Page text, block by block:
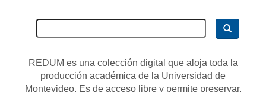
REDUM es una colección digital que aloja toda la
producción académica de la Universidad de
Montevideo. Es de acceso libre y permite preservar,